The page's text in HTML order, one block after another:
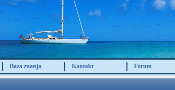
Baza znanja Kontakt Forum